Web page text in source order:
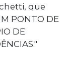
que
PONTO DE
DE